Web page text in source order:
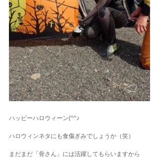
ハッピーハロウィーン(^^♪
ハロウィンネタにも食傷ぎみでしょうか（笑）
まだまだ「骨さん」には活躍してもらいますから